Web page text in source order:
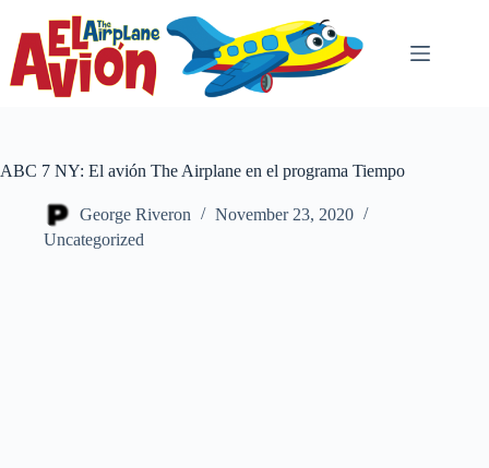
content
ABC 7 NY: El avión The Airplane en el programa Tiempo
George Riveron
November 23, 2020
Uncategorized